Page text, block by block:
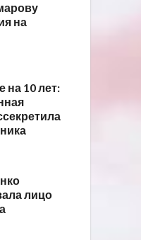
на
на 10 лет:
лицо